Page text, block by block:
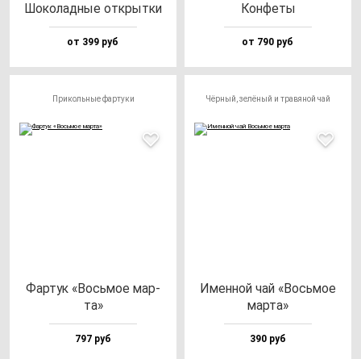
Шоко­лад­ные от­крыт­ки
от 399 руб
Кон­фе­ты
от 790 руб
Прикольные фартуки
Фар­тук «Вось­мое мар­
та»
797 руб
Чёрный, зелёный и травяной чай
Имен­ной чай «Вось­мое
мар­та»
390 руб